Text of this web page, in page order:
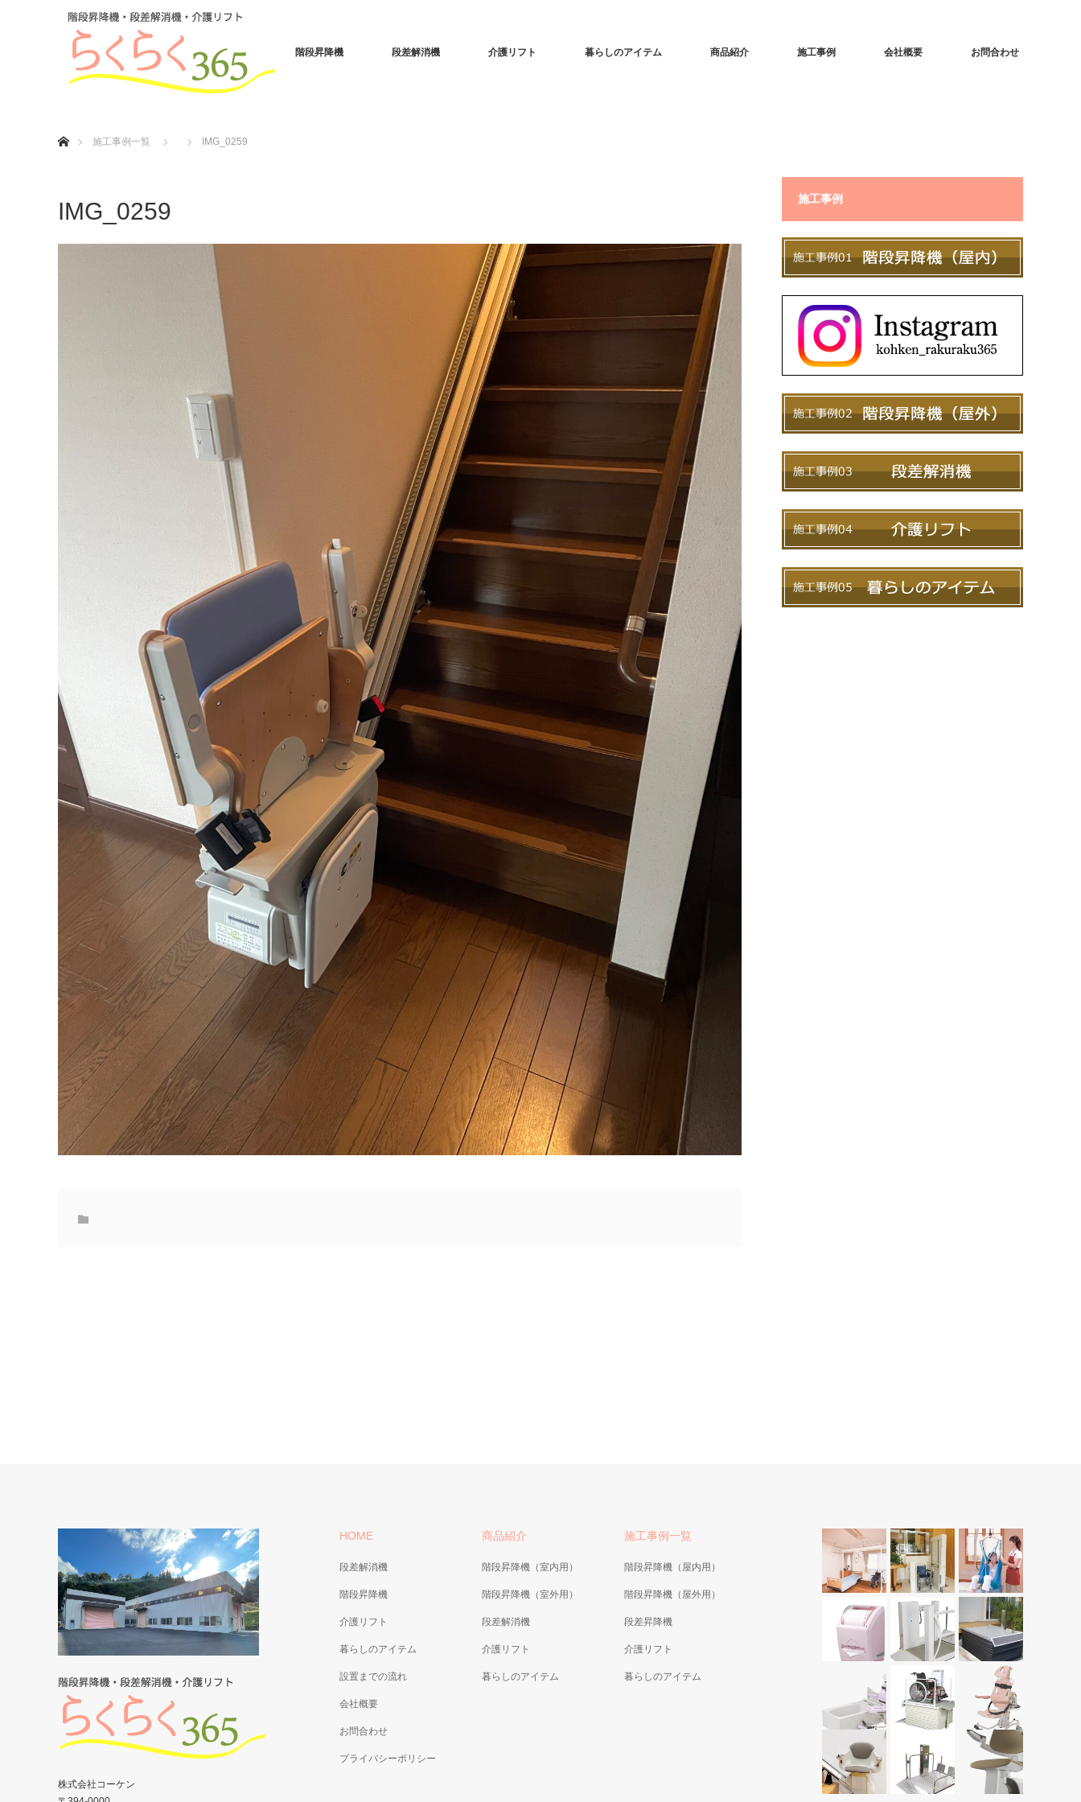
階段昇降機 段差解消機 介護リフト 暮らしのアイテム 商品紹介 施工事例 会社概要 お問合わせ
施工事例一覧
IMG_0259
IMG_0259 施工事例
HOME
段差解消機
階段昇降機
介護リフト
暮らしのアイテム
設置までの流れ
会社概要
お問合わせ
プライバシーポリシー
商品紹介
階段昇降機（室内用）
階段昇降機（室外用）
段差解消機
介護リフト
暮らしのアイテム
施工事例一覧
階段昇降機（屋内用）
階段昇降機（屋外用）
段差昇降機
介護リフト
暮らしのアイテム
株式会社コーケン